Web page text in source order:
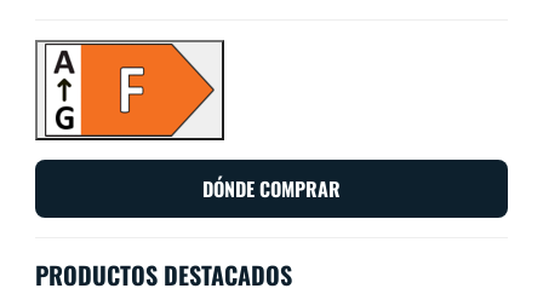
el blanco frío. Puedes programar las luces para que se
apaguen y enciendan en función de tus rutinas diarias
o semanales, controlarlas con tu smartphone o la voz y
acceder a distancia a las luces incluso cuando no estás
en casa. Las luces WiZ se conectan a tu router Wi-Fi,
por lo que no necesitas ningún aparato adicional.
DÓNDE COMPRAR
PRODUCTOS DESTACADOS